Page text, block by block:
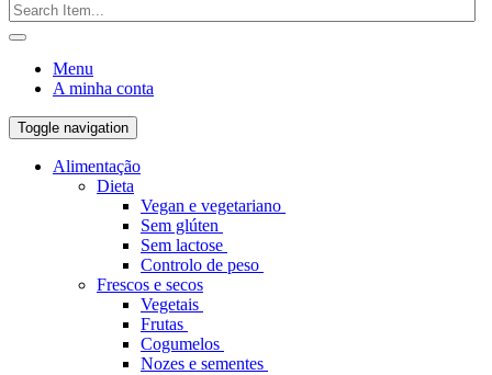
Menu
A minha conta
Toggle navigation
Alimentação
Dieta
Vegan e vegetariano
Sem glúten
Sem lactose
Controlo de peso
Frescos e secos
Vegetais
Frutas
Cogumelos
Nozes e sementes